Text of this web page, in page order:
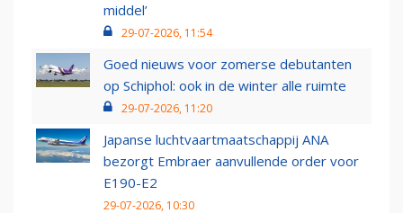
middel’
29-07-2026, 11:54
Goed nieuws voor zomerse debutanten
op Schiphol: ook in de winter alle ruimte
29-07-2026, 11:20
Japanse luchtvaartmaatschappij ANA
bezorgt Embraer aanvullende order voor
E190-E2
29-07-2026, 10:30